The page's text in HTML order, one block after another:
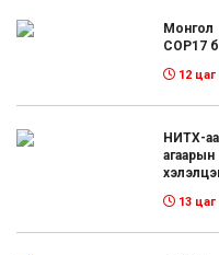
Монгол
COP17
12 цаг
НИТХ-
13 цаг